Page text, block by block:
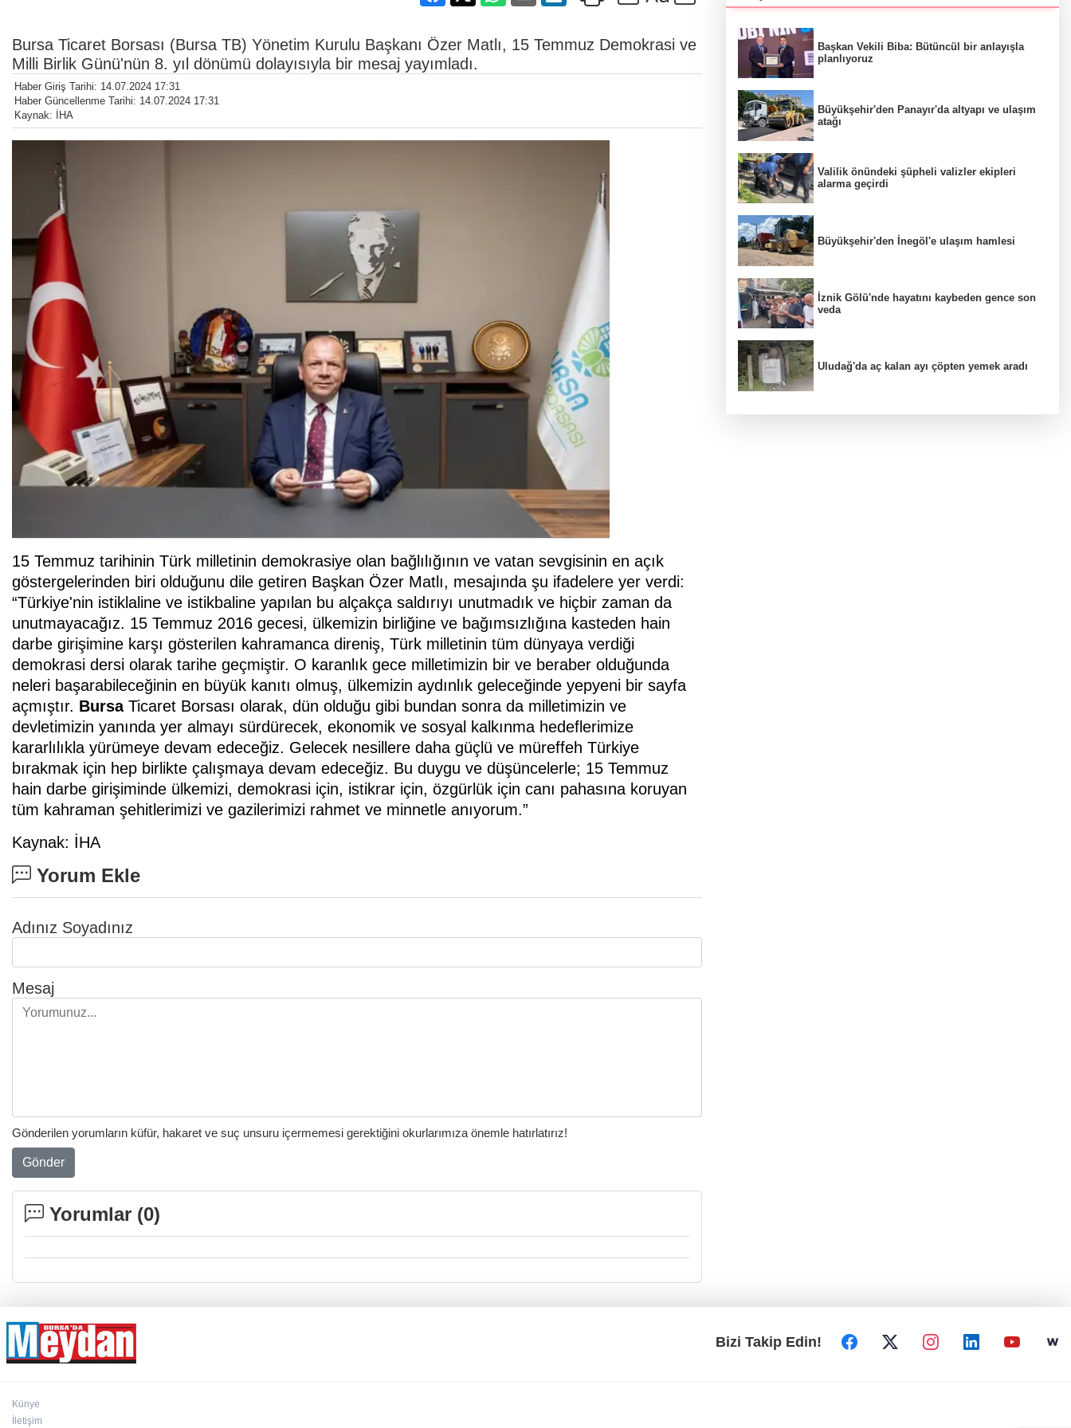
Bursa Ticaret Borsası (Bursa TB) Yönetim Kurulu Başkanı Özer Matlı, 15 Temmuz Demokrasi ve
Milli Birlik Günü'nün 8. yıl dönümü dolayısıyla bir mesaj yayımladı.
Haber Giriş Tarihi: 14.07.2024 17:31
Haber Güncellenme Tarihi: 14.07.2024 17:31
Kaynak: İHA
15 Temmuz tarihinin Türk milletinin demokrasiye olan bağlılığının ve vatan sevgisinin en açık
göstergelerinden biri olduğunu dile getiren Başkan Özer Matlı, mesajında şu ifadelere yer verdi:
“Türkiye'nin istiklaline ve istikbaline yapılan bu alçakça saldırıyı unutmadık ve hiçbir zaman da
unutmayacağız. 15 Temmuz 2016 gecesi, ülkemizin birliğine ve bağımsızlığına kasteden hain
darbe girişimine karşı gösterilen kahramanca direniş, Türk milletinin tüm dünyaya verdiği
demokrasi dersi olarak tarihe geçmiştir. O karanlık gece milletimizin bir ve beraber olduğunda
neleri başarabileceğinin en büyük kanıtı olmuş, ülkemizin aydınlık geleceğinde yepyeni bir sayfa
açmıştır. BursaTicaret Borsası olarak, dün olduğu gibi bundan sonra da milletimizin ve
devletimizin yanında yer almayı sürdürecek, ekonomik ve sosyal kalkınma hedeflerimize
kararlılıkla yürümeye devam edeceğiz. Gelecek nesillere daha güçlü ve müreffeh Türkiye
bırakmak için hep birlikte çalışmaya devam edeceğiz. Bu duygu ve düşüncelerle; 15 Temmuz
hain darbe girişiminde ülkemizi, demokrasi için, istikrar için, özgürlük için canı pahasına koruyan
tüm kahraman şehitlerimizi ve gazilerimizi rahmet ve minnetle anıyorum.”
Kaynak: İHA
Yorum Ekle
Adınız Soyadınız
Mesaj
Gönderilen yorumların küfür, hakaret ve suç unsuru içermemesi gerektiğini okurlarımıza önemle hatırlatırız!
Gönder
Yorumlar (0)
Başkan Vekili Biba: Bütüncül bir anlayışla
planlıyoruz
Büyükşehir'den Panayır'da altyapı ve ulaşım
atağı
Valilik önündeki şüpheli valizler ekipleri
alarma geçirdi
Büyükşehir'den İnegöl'e ulaşım hamlesi
İznik Gölü'nde hayatını kaybeden gence son
veda
Uludağ'da aç kalan ayı çöpten yemek aradı
Bizi Takip Edin!
Künye
İletişim